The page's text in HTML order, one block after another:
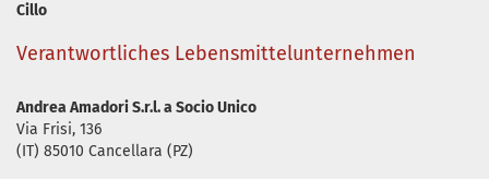
Cillo
Verantwortliches Lebensmittelunternehmen
Andrea Amadori S.r.l. a Socio Unico
Via Frisi, 136
(IT) 85010 Cancellara (PZ)